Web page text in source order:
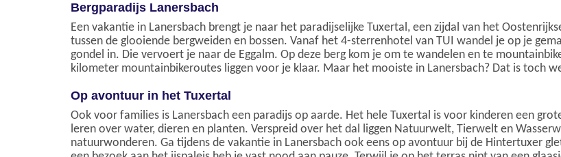
Bergparadijs Lanersbach
Een vakantie in Lanersbach brengt je naar het paradijselijke Tuxertal, een zijdal van het
tussen de glooiende bergweiden en bossen. Vanaf het 4-sterrenhotel van TUI wandel je op je
gondel in. Die vervoert je naar de Eggalm. Op deze berg kom je om te wandelen en te
kilometer mountainbikeroutes liggen voor je klaar. Maar het mooiste in Lanersbach? Dat is toch
Op avontuur in het Tuxertal
Ook voor families is Lanersbach een paradijs op aarde. Het hele Tuxertal is voor kinderen een
leren over water, dieren en planten. Verspreid over het dal liggen Natuurwelt, Tierwelt en
natuurwonderen. Ga tijdens de vakantie in Lanersbach ook eens op avontuur bij de Hintertuxer